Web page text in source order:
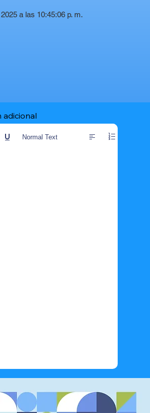
a las 10:45:06 p. m.
adicional
Normal Text